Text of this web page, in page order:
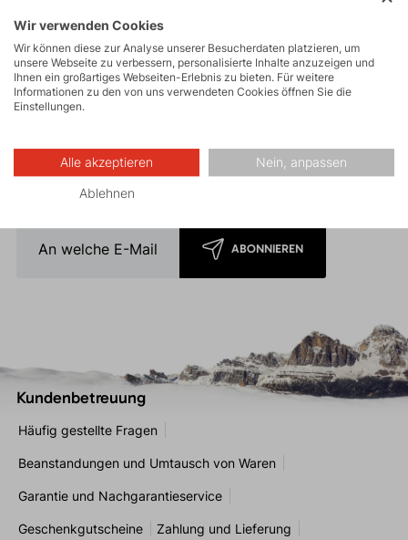
dem Kleid einen
Kundinnen jeden Alters
überzeugt.
Neuigkeiten per E-Mail
Erhalten Sie unsere Neuigkeiten direkt in Ihre E-Mail! Mit
der Anmeldung erhalten Sie als Willkommensgeschenk
einen 5% Rabatt.
* Durch die Anmeldung stimmen Sie der
Verarbeitung
personenbezogener Daten
ABONNIEREN
Kundenbetreuung
Häufig gestellte Fragen
Beanstandungen und Umtausch von Waren
Garantie und Nachgarantieservice
Geschenkgutscheine Zahlung und Lieferung
Wir verwenden Cookies
Wir können diese zur Analyse unserer Besucherdaten platzieren, um
unsere Webseite zu verbessern, personalisierte Inhalte anzuzeigen und
Ihnen ein großartiges Webseiten-Erlebnis zu bieten. Für weitere
Informationen zu den von uns verwendeten Cookies öffnen Sie die
Einstellungen.
Alle akzeptieren Nein, anpassen
Ablehnen